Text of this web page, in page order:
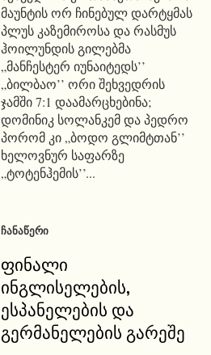
მაუნტის ორ ჩინებულ დარტყმას
პლუს კაზემიროსა და რასმუს
ჰოილუნდის გილებმა
„მანჩესტერ იუნაიტედს’’
„ბილბაო’’ ორი შეხვედრის
ჯამში 7:1 დაამარცხებინა;
დომინიკ სოლანკემ და პედრო
პორომ კი „ბოდო გლიმტთან’’
ხელოვნურ საფარზე
„ტოტენჰემის’’...
ᲩᲐᲜᲐᲬᲔᲠᲘ
ფინალი
ინგლისელების,
ესპანელების და
გერმანელების გარეშე